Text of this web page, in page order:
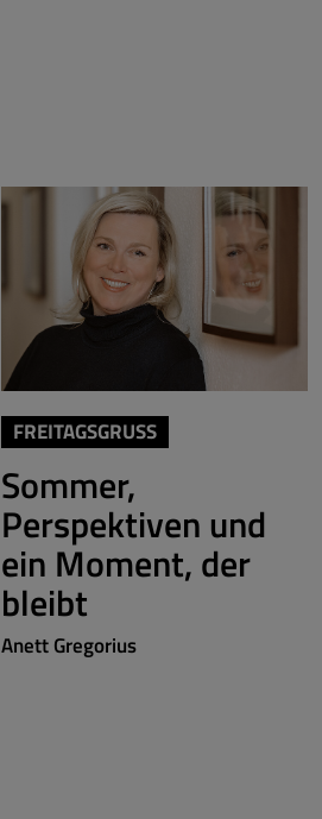
FREITAGSGRUSS
Sommer,
Perspektiven und
ein Moment, der
bleibt
Anett Gregorius